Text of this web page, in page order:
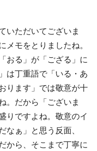
いただいてございま
モをとりましたね。
おる」が「ござる」に
は丁重語で「いる・あ
ります」では敬意が十
。だから「ございま
りですよね。敬意のイ
ぁ」と思う反面、
から、そこまで丁寧に